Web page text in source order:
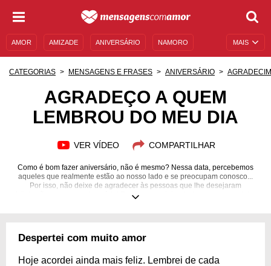
MAIS
AMOR AMIZADE ANIVERSÁRIO NAMORO
MENSAGENS E FRASES MENSAGENS DE ANIVERSÁRIO
CATEGORIAS MENSAGENS E FRASES ANIVERSÁRIO
AGRADEÇO A QUEM
LEMBROU DO MEU DIA
VER VÍDEO COMPARTILHAR
Como é bom fazer aniversário, não é mesmo? Nessa data, percebemos
aqueles que realmente estão ao nosso lado e se preocupam conosco...
Por isso, não deixe de agradecer às pessoas que lhe desejaram
felicitações em seu aniversário! Retribua em dobro todo o amor e carinho
Despertei com muito amor
Hoje acordei ainda mais feliz. Lembrei de cada